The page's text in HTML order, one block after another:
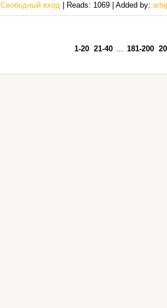
Свободный вход | Reads: 1069 | Added by:
1-20 21-40 ... 181-200